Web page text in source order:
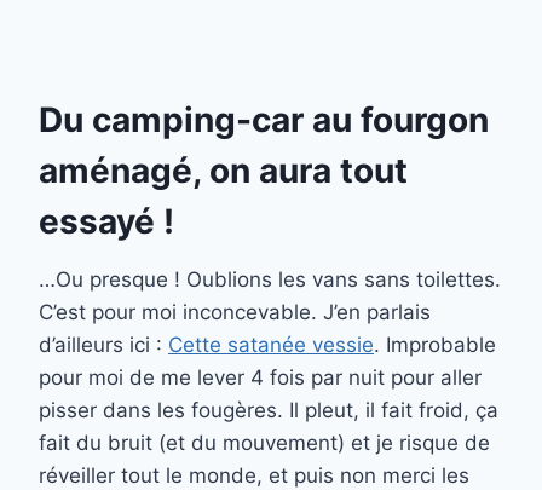
Du camping-car au fourgon
aménagé, on aura tout
essayé !
…Ou presque ! Oublions les vans sans toilettes.
C’est pour moi inconcevable. J’en parlais
d’ailleurs ici : Cette satanée vessie. Improbable
pour moi de me lever 4 fois par nuit pour aller
pisser dans les fougères. Il pleut, il fait froid, ça
fait du bruit (et du mouvement) et je risque de
réveiller tout le monde, et puis non merci les